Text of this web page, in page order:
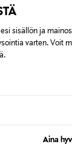
sisällön ja
varten. Voit
Aina